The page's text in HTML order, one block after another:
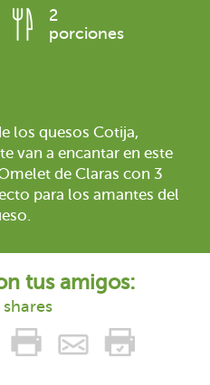
2
porciones
los quesos Cotija,
van a encantar en este
de Claras con 3
para los amantes del
tus amigos:
shares